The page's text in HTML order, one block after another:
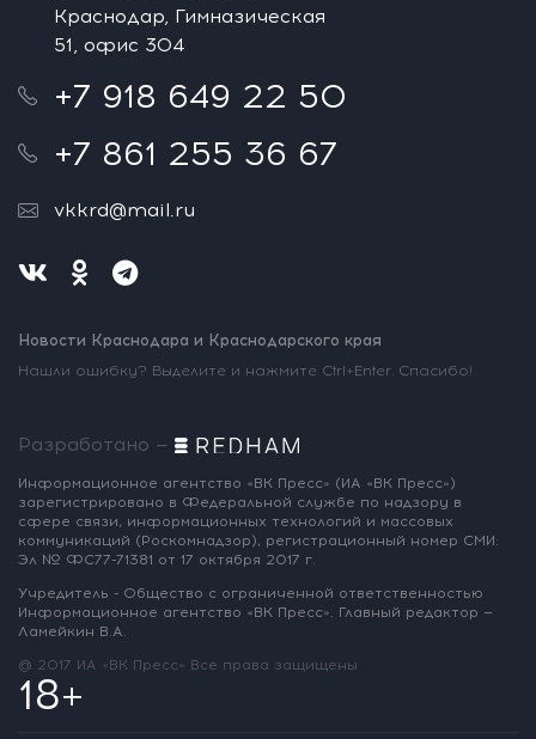
Краснодар, Гимназическая
51, офис 304
+7 918 649 22 50
+7 861 255 36 67
vkkrd@mail.ru
Новости Краснодара и Краснодарского края
Нашли ошибку? Выделите и нажмите Ctrl+Enter. Спасибо!
Разработано —
Информационное агентство «ВК Пресс» (ИА «ВК Пресс»)
зарегистрировано в Федеральной службе по надзору в
сфере связи, информационных технологий и массовых
коммуникаций (Роскомнадзор), регистрационный номер СМИ:
Эл № ФС77-71381 от 17 октября 2017 г.
Учредитель - Общество с ограниченной ответственностью
Информационное агентство «ВК Пресс». Главный редактор —
Ламейкин В.А.
@ 2017 ИА «ВК Пресс» Все права защищены
18+